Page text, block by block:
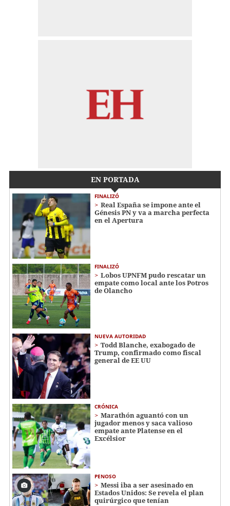
EN PORTADA
FINALIZÓ
Real España se impone ante el
Génesis PN y va a marcha perfecta
en el Apertura
FINALIZÓ
Lobos UPNFM pudo rescatar un
empate como local ante los Potros
de Olancho
NUEVA AUTORIDAD
Todd Blanche, exabogado de
Trump, confirmado como fiscal
general de EE UU
CRÓNICA
Marathón aguantó con un
jugador menos y saca valioso
empate ante Platense en el
Excélsior
PENOSO
Messi iba a ser asesinado en
Estados Unidos: Se revela el plan
quirúrgico que tenían